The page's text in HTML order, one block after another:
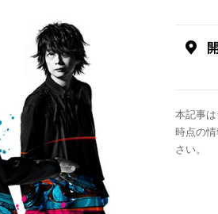
本記事
時点の
さい。